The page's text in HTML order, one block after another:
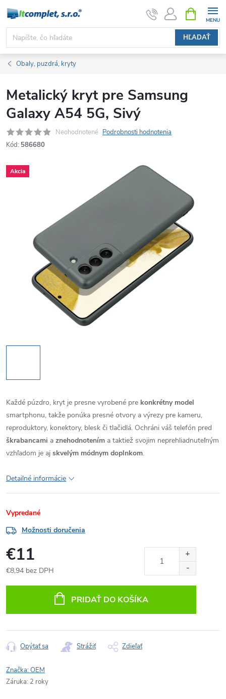
Prejsť
obsah
HĽADAŤ
KOŠÍK
Obaly, puzdrá, kryty
Metalický kryt pre Samsung
Galaxy A54 5G, Sivý
Neohodnotené Podrobnosti hodnotenia
Kód: 586680
Akcia
Každé púzdro, kryt je presne vyrobené pre konkrétny model
smartphonu, takže ponúka presné otvory a výrezy pre kameru,
reproduktory, konektory, blesk či tlačidlá. Ochráni váš telefón pred
škrabancami a znehodnotením a taktiež svojim neprehliadnuteľným
vzhľadom je aj skvelým módnym doplnkom.
Detailné informácie
Vypredané
Možnosti doručenia
€11
€8,94 bez DPH
PRIDAŤ DO KOŠÍKA
Opýtať sa Strážiť Zdieľať
Značka:OEM
Záruka: 2 roky